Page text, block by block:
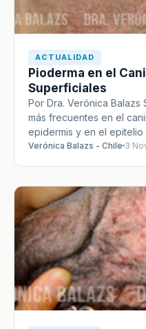
ACTUALIDAD
Pioderma en el
Superficiales
Por Dra. Verónica
más frecuentes en el
epidermis y en el
Verónica Balazs - Chile 3